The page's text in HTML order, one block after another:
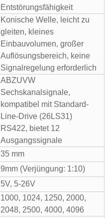
Entstörungsfähigkeit
Konische Welle, leicht zu
gleiten, kleines
Einbauvolumen, großer
Auflösungsbereich, keine
Signalregelung erforderlich
ABZUVW
Sechskanalsignale,
kompatibel mit Standard-
Line-Drive (26LS31)
RS422, bietet 12
Ausgangssignale
35 mm
9mm (Verjüngung: 1:10)
5V, 5-26V
1000, 1024, 1250, 2000,
2048, 2500, 4000, 4096